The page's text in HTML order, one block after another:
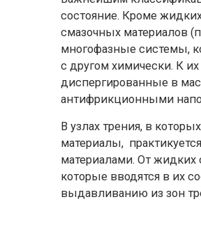
состояние. Кроме
смазочных материалов
многофазные системы,
с другом химически. К их
диспергированные в
антифрикционными
В узлах трения, в
материалы,
материалами. От жидких
которые вводятся в их
выдавливанию из зон